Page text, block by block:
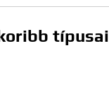
típusai